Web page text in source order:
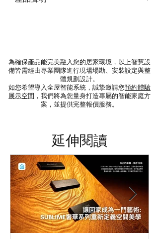
須是全新的狀態且完整包裝（含商品本
您退貨的權益，也將依照損毀程度扣除
為復原所需之整新費用。
退款時間待收到退貨產品後須約5個工
作天，確認商品無誤後，約7-14天完成
亦無國際認證標章。
‧ 水貨或平行輸入之商品所使用伺服器
為阿里雲在中國，我公司貨進口之商品
所使用伺服器為AWS亞馬遜於新加坡及
非台灣一般常見電壓無法使用，本公司
進口商品為全電壓110V-220V，台灣可
正常使用。
‧ 水貨或平行輸入之商品與本公司進口
品除伺服器及電壓差異外，產品用料及
包裝緩衝材皆有差異，且亦無保固及任
何售後服務。
‧ 本公司強烈譴責水貨商/平行輸入廠
商，請勿盜用NCC字號報關，切勿以身
為確保產品能完美融入您的居家環境，以上智慧設
備皆需經由專業團隊進行現場場勘、安裝設定與整
體規劃設計。
如您希望導入全屋智能系統，誠摯邀請您預約體驗
展示空間 ，我們將為您量身打造專屬的智能家庭方
案，並提供完整報價服務。
​延伸閱讀